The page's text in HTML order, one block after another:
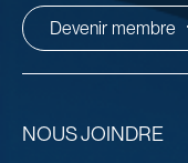
NOUS JOINDRE
Devenir membre